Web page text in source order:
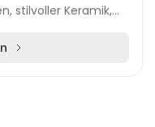
stilvoller Keramik,